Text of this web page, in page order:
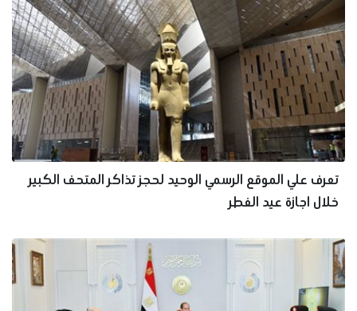
تعرف علي الموقع الرسمي الوحيد لحجز تذاكر المتحف الكبير
خلال اجازة عيد الفطر